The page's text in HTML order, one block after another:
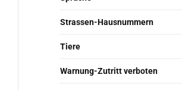
Strassen-Hausnummern
Tiere
Warnung-Zutritt verboten